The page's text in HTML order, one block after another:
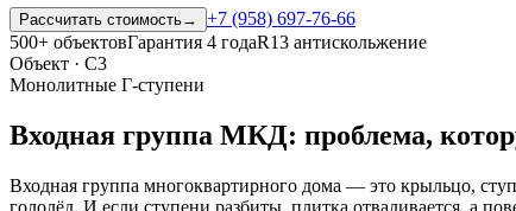
Рассчитать стоимость→
+7 (958) 697-76-66
500+ объектовГарантия 4 годаR13 антискольжение
Объект · С3
Монолитные Г-ступени
Входная группа МКД: проблема,
Входная группа многоквартирного дома — это крыльцо,
гололёд. И если ступени разбиты, плитка отваливается, а